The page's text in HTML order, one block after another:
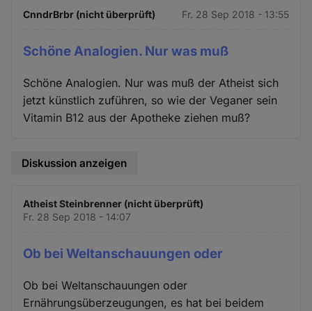
CnndrBrbr (nicht überprüft) Fr. 28 Sep 2018 - 13:55
Schöne Analogien. Nur was muß
Schöne Analogien. Nur was muß der Atheist sich
jetzt künstlich zuführen, so wie der Veganer sein
Vitamin B12 aus der Apotheke ziehen muß?
Diskussion anzeigen
Atheist Steinbrenner (nicht überprüft)
Fr. 28 Sep 2018 - 14:07
Ob bei Weltanschauungen oder
Ob bei Weltanschauungen oder
Ernährungsüberzeugungen, es hat bei beidem